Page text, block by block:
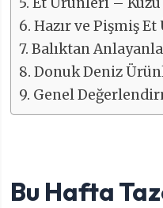
Hazır ve Pişmiş
Balıktan
Donuk Deniz
Genel
Bu Hafta